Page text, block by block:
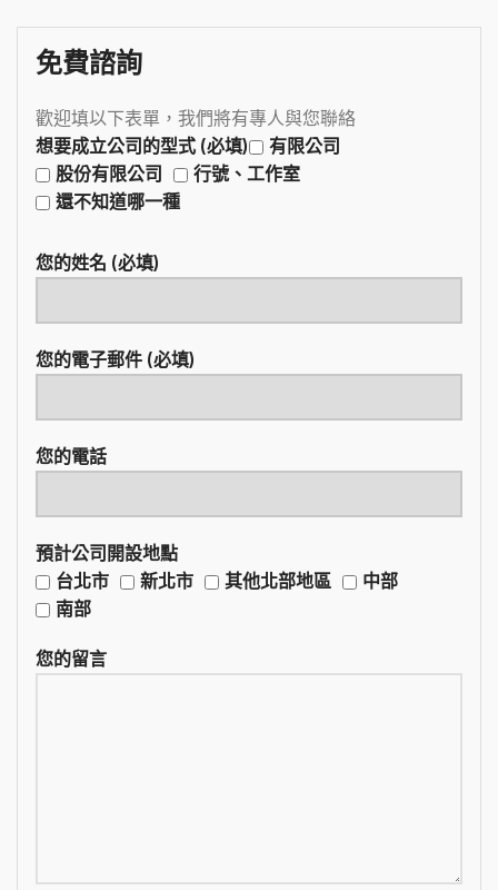
免費諮詢
歡迎填以下表單，我們將有專人與您聯絡
想要成立公司的型式 (必填)
有限公司
股份有限公司
行號、工作室
還不知道哪一種
您的姓名 (必填)
您的電子郵件 (必填)
您的電話
預計公司開設地點
台北市
新北市 其他北部地區
中部
南部
您的留言